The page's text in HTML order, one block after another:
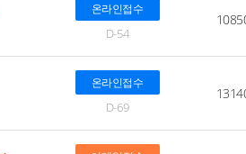
온라인접수
D-54
온라인접수
D-69